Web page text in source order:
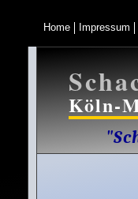
Home Impressum
Köln-